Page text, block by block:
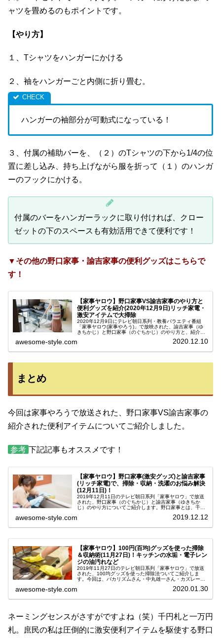
ャツを畳めるのもポイントです。
【やり方】
１、Tシャツをハンガーにかける
２、袖をハンガーごと内側に折り畳む。
ハンガーの袖部分が可動式になっている！
３、付属の補助バーを、（２）のTシャツの下から1/4の位
置に差し込み、持ち上げながら服を折って（１）のハンガ
ーのフックにかける。
付属のバーをハンガーラックに取り付ければ、クロー
ゼットの下のスペースも有効活用できて便利です！
▼その他の野口家事・諭吉家事の便利グッズはこちらで
す！
【家事ヤロウ】野口家事VS諭吉家事のやり方と
便利グッズを紹介(2020年12月9日)リッチ家電・
激安アイテムで大掃除
2020年12月9日にテレビ朝日系列・教養バラエティ番組
「家事ヤロウ(家事やろう)」で放映された、諭吉家事（ゆ
きちかじ）と野口家事（のぐちかじ）のやり方と、紹介さ
awesome-style.com 2020.12.10
まとめ
今回は家事やろうで放送された、野口家事VS諭吉家事の
紹介された便利アイテムについてご紹介しました。
参考 下記記事もオススメです！
【家事ヤロウ】野口家事(激安グッズ)と諭吉家事
(リッチ家電)で、掃除・収納・洗濯のお悩み解決
(12月11日)！
2019年12月11日のテレビ朝日系列「家事ヤロウ」で放送
された、野口家事（のぐちかじ）と諭吉家事（ゆきちか
じ）のやり方についてご紹介します。野口家事とは、千円
awesome-style.com 2019.12.12
【家事ヤロウ】100円(百均)グッズを使った掃除
＆収納術(11月27日)！キッチンの水垢・電子レン
ジの油汚れなど
2019年11月27日のテレビ朝日系列「家事ヤロウ」で放送
された、100均グッズを使った掃除法ついてご紹介しま
す。今回は、バカリズムさん・中丸雄一さん・カズレーザ
awesome-style.com 2020.01.30
ネーミングセンスがさすがですよね（笑）千円札と一万円
札。庶民の私は圧倒的に激安便利アイテムを駆使する野口